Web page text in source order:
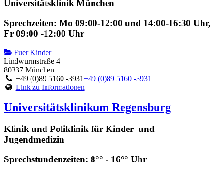
Universitätsklinik München
Sprechzeiten: Mo 09:00-12:00 und 14:00-16:30 Uhr,
Fr 09:00 -12:00 Uhr
Fuer Kinder
Lindwurmstraße 4
80337 München
+49 (0)89 5160 -3931+49 (0)89 5160 -3931
Link zu Informationen
Universitätsklinikum Regensburg
Klinik und Poliklinik für Kinder- und
Jugendmedizin
Sprechstundenzeiten: 8°° - 16°° Uhr